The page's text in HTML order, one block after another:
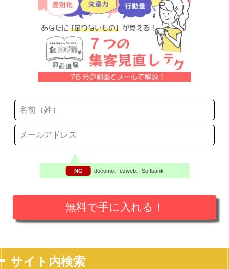
NG docomo、ezweb、Softbank
サイト内検索